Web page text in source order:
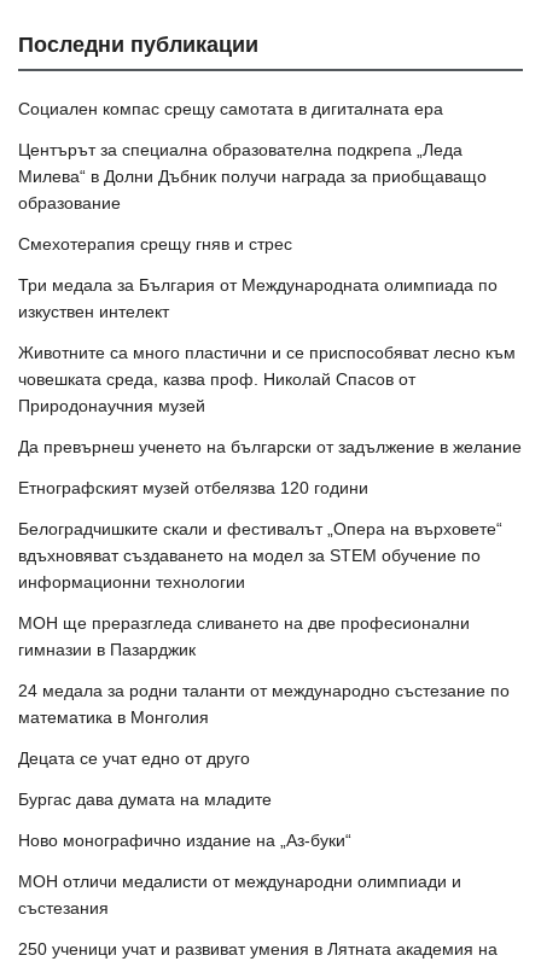
Последни публикации
Социален компас срещу самотата в дигиталната ера
Центърът за специална образователна подкрепа „Леда
Милева“ в Долни Дъбник получи награда за приобщаващо
образование
Смехотерапия срещу гняв и стрес
Три медала за България от Международната олимпиада по
изкуствен интелект
Животните са много пластични и се приспособяват лесно към
човешката среда, казва проф. Николай Спасов от
Природонаучния музей
Да превърнеш ученето на български от задължение в желание
Етнографският музей отбелязва 120 години
Белоградчишките скали и фестивалът „Опера на върховете“
вдъхновяват създаването на модел за STEM обучение по
информационни технологии
МОН ще преразгледа сливането на две професионални
гимназии в Пазарджик
24 медала за родни таланти от международно състезание по
математика в Монголия
Децата се учат едно от друго
Бургас дава думата на младите
Ново монографично издание на „Аз-буки“
МОН отличи медалисти от международни олимпиади и
състезания
250 ученици учат и развиват умения в Лятната академия на